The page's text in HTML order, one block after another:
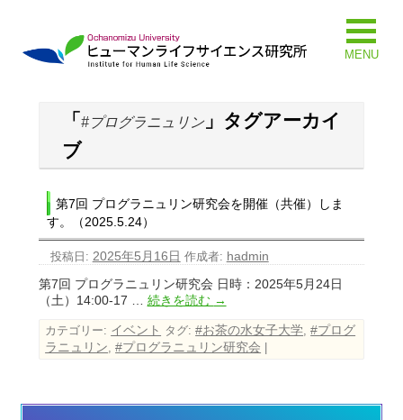
「 #プログラニュリン」タグアーカイ
ブ
第7回 プログラニュリン研究会を開催（共催）しま
す。（2025.5.24）
投稿日: 2025年5月16日 作成者: hadmin
第7回 プログラニュリン研究会 日時：2025年5月24日
（土）14:00-17 … 続きを読む →
カテゴリー: イベント タグ: #お茶の水女子大学,#プログ
ラニュリン,#プログラニュリン研究会
MENU